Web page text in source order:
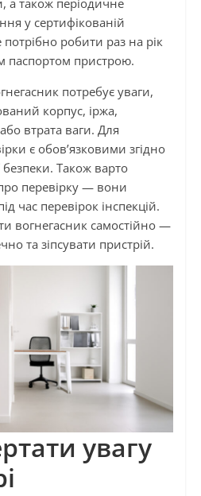
а також періодичне
у сертифікованій
робити раз на рік
паспортом пристрою.
потребує уваги,
корпус, іржа,
втрата ваги. Для
є обов’язковими згідно
Також варто
перевірку — вони
час перевірок інспекцій.
вогнегасник самостійно —
та зіпсувати пристрій.
увагу